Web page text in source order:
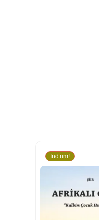
İndirim!